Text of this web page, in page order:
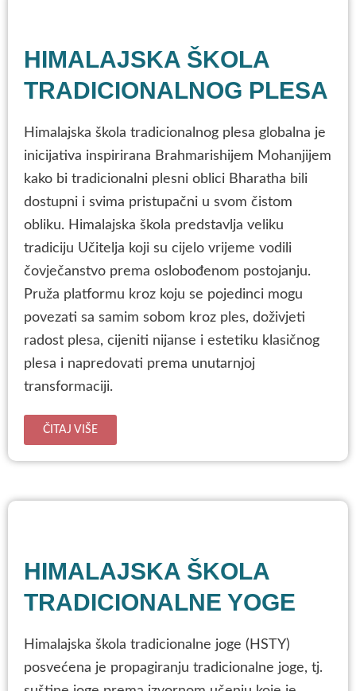
HIMALAJSKA ŠKOLA
TRADICIONALNOG PLESA
Himalajska škola tradicionalnog plesa globalna je
inicijativa inspirirana Brahmarishijem Mohanjijem
kako bi tradicionalni plesni oblici Bharatha bili
dostupni i svima pristupačni u svom čistom
obliku. Himalajska škola predstavlja veliku
tradiciju Učitelja koji su cijelo vrijeme vodili
čovječanstvo prema oslobođenom postojanju.
Pruža platformu kroz koju se pojedinci mogu
povezati sa samim sobom kroz ples, doživjeti
radost plesa, cijeniti nijanse i estetiku klasičnog
plesa i napredovati prema unutarnjoj
transformaciji.
ČITAJ VIŠE
HIMALAJSKA ŠKOLA
TRADICIONALNE YOGE
Himalajska škola tradicionalne joge (HSTY)
posvećena je propagiranju tradicionalne joge, tj.